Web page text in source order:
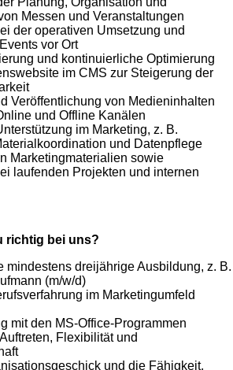
Messen und Veranstaltungen
der operativen Umsetzung und
vor Ort
und kontinuierliche Optimierung
im CMS zur Steigerung der
Veröffentlichung von Medieninhalten
und Offline Kanälen
im Marketing, z. B.
und Datenpflege
Marketingmaterialien sowie
laufenden Projekten und internen
richtig bei uns?
mindestens dreijährige Ausbildung, z. B.
(m/w/d)
im Marketingumfeld
mit den MS-Office-Programmen
Flexibilität und
und die Fähigkeit,